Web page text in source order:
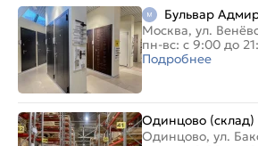
Бульвар
Москва, ул.
пн-вс: с 9:00 до
Подробнее
Одинцово (склад)
Одинцово, ул.